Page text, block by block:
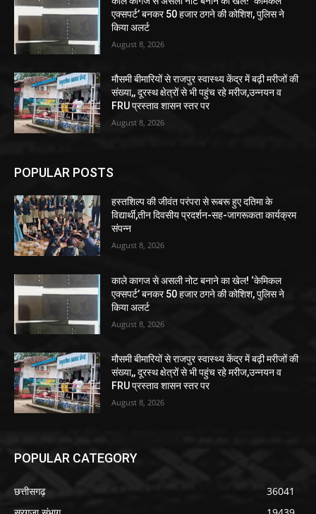
एक्सपर्ट’ बनकर 50 हजार ठगने की कोशिश, पुलिस ने
किया अलर्ट
August 8, 2026
मौसमी बीमारियों से राजपुर स्वास्थ्य केंद्र में बढ़ी मरीजों की
संख्या,, दूरस्थ क्षेत्रों से भी पहुंच रहे मरीज,उन्नयन व
FRU प्रस्ताव शासन स्तर पर
August 8, 2026
POPULAR POSTS
हस्तशिल्प की जीवंत परंपरा से रूबरू हुए दतिमा के
विद्यार्थी,तीन दिवसीय प्रदर्शन-सह-जागरूकता कार्यक्रम
संपन्न
August 8, 2026
काले कागज से असली नोट बनाने का खेल! ‘केमिकल
एक्सपर्ट’ बनकर 50 हजार ठगने की कोशिश, पुलिस ने
किया अलर्ट
August 8, 2026
मौसमी बीमारियों से राजपुर स्वास्थ्य केंद्र में बढ़ी मरीजों की
संख्या,, दूरस्थ क्षेत्रों से भी पहुंच रहे मरीज,उन्नयन व
FRU प्रस्ताव शासन स्तर पर
August 8, 2026
POPULAR CATEGORY
छत्तीसगढ़
36041